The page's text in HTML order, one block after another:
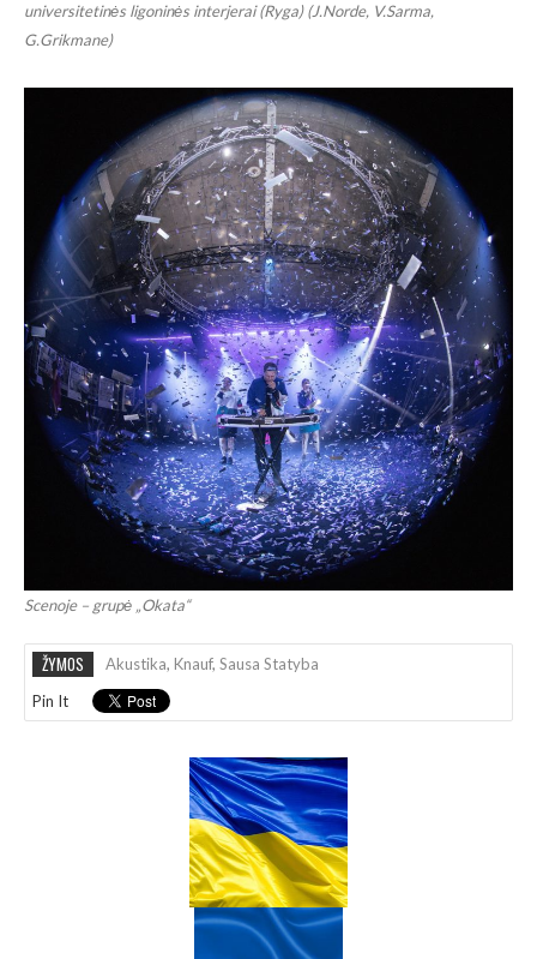
universitetinės ligoninės interjerai (Ryga) (J.Norde, V.Sarma,
G.Grikmane)
Scenoje – grupė „Okata“
ŽYMOS Akustika, Knauf, Sausa Statyba
Pin It